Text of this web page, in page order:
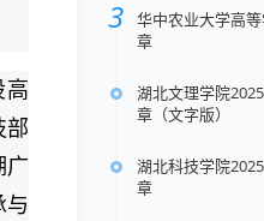
高
部
广
与
华中农业大学高
章
湖北文理学院
章（文字版）
湖北科技学院
章